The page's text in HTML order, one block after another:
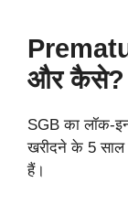
और कैसे?
SGB का लॉक-
खरीदने के 5 साल
हैं।